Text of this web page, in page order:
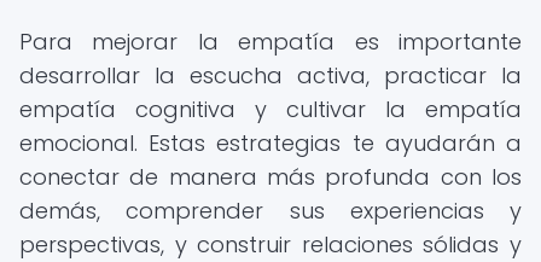
Para mejorar la empatía es importante
desarrollar la escucha activa, practicar la
empatía cognitiva y cultivar la empatía
emocional. Estas estrategias te ayudarán a
conectar de manera más profunda con los
demás, comprender sus experiencias y
perspectivas, y construir relaciones sólidas y